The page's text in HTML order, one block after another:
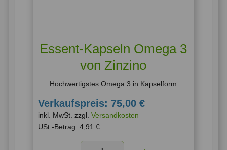
Essent-Kapseln Omega 3
von Zinzino
Hochwertigstes Omega 3 in Kapselform
Verkaufspreis: 75,00 €
inkl. MwSt. zzgl.Versandkosten
USt.-Betrag:4,91 €